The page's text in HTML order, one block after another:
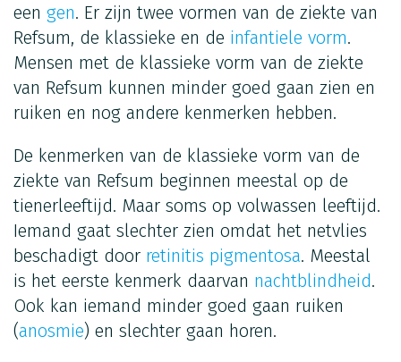
een gen. Er zijn twee vormen van de ziekte van
Refsum, de klassieke en de infantiele vorm.
Mensen met de klassieke vorm van de ziekte
van Refsum kunnen minder goed gaan zien en
ruiken en nog andere kenmerken hebben.
De kenmerken van de klassieke vorm van de
ziekte van Refsum beginnen meestal op de
tienerleeftijd. Maar soms op volwassen leeftijd.
Iemand gaat slechter zien omdat het netvlies
beschadigt door retinitis pigmentosa. Meestal
is het eerste kenmerk daarvan nachtblindheid.
Ook kan iemand minder goed gaan ruiken
(anosmie) en slechter gaan horen.